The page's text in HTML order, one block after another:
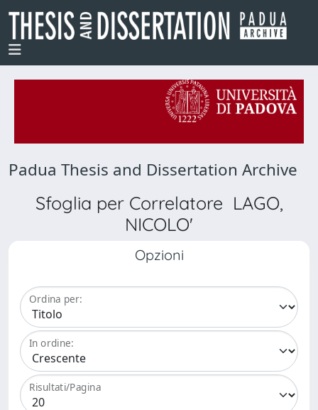
Padua Thesis and Dissertation Archive
Sfoglia per Correlatore LAGO,
NICOLO'
Opzioni
Ordina per:
In ordine:
Risultati/Pagina